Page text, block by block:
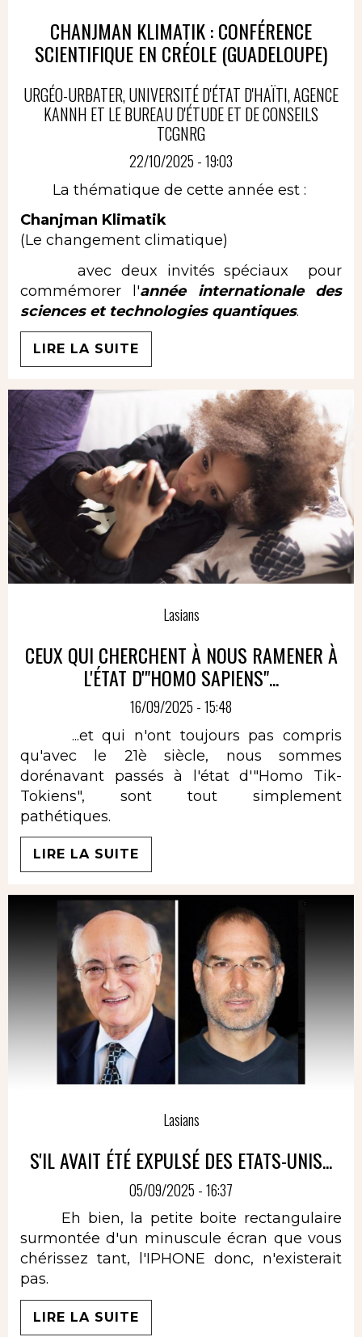
CHANJMAN KLIMATIK : CONFÉRENCE
SCIENTIFIQUE EN CRÉOLE (GUADELOUPE)
URGÉO-URBATER, UNIVERSITÉ D'ÉTAT D'HAÏTI, AGENCE
KANNH ET LE BUREAU D'ÉTUDE ET DE CONSEILS
TCGNRG
22/10/2025 - 19:03
La thématique de cette année est :
Chanjman Klimatik
(Le changement climatique)
avec deux invités spéciaux pour
commémorer l'année internationale des
sciences et technologies quantiques.
LIRE LA SUITE
Lasians
CEUX QUI CHERCHENT À NOUS RAMENER À
L'ÉTAT D'"HOMO SAPIENS"...
16/09/2025 - 15:48
...et qui n'ont toujours pas compris
qu'avec le 21è siècle, nous sommes
dorénavant passés à l'état d'"Homo Tik-
Tokiens", sont tout simplement
pathétiques.
LIRE LA SUITE
Lasians
S'IL AVAIT ÉTÉ EXPULSÉ DES ETATS-UNIS...
05/09/2025 - 16:37
Eh bien, la petite boite rectangulaire
surmontée d'un minuscule écran que vous
chérissez tant, l'IPHONE donc, n'existerait
pas.
LIRE LA SUITE